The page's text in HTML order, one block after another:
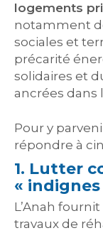
logements
notamment
sociales et
précarité
solidaires et
ancrées dans
Pour y
répondre à
1. Lutter
« indignes
L’Anah
travaux de